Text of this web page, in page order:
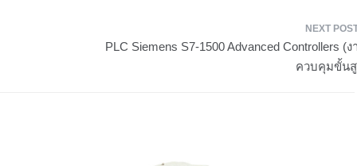
PLC Siemens S7-1500 Advanced Controllers (ง
ควบคุมขั้น